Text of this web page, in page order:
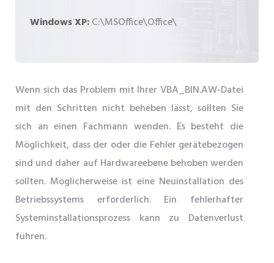
Windows XP:C:\MSOffice\Office\
Wenn sich das Problem mit Ihrer VBA_BIN.AW-Datei
mit den Schritten nicht beheben lässt, sollten Sie
sich an einen Fachmann wenden. Es besteht die
Möglichkeit, dass der oder die Fehler gerätebezogen
sind und daher auf Hardwareebene behoben werden
sollten. Möglicherweise ist eine Neuinstallation des
Betriebssystems erforderlich. Ein fehlerhafter
Systeminstallationsprozess kann zu Datenverlust
führen.